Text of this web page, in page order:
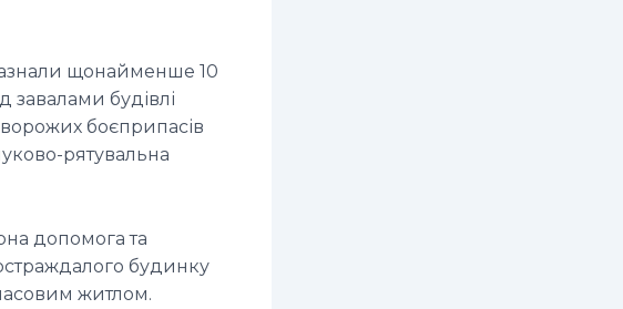
щонайменше 10
завалами будівлі
боєприпасів
рятувальна
допомога та
будинку
житлом.